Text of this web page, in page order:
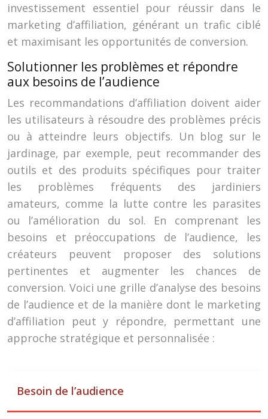
investissement essentiel pour réussir dans le
marketing d’affiliation, générant un trafic ciblé
et maximisant les opportunités de conversion.
Solutionner les problèmes et répondre
aux besoins de l’audience
Les recommandations d’affiliation doivent aider
les utilisateurs à résoudre des problèmes précis
ou à atteindre leurs objectifs. Un blog sur le
jardinage, par exemple, peut recommander des
outils et des produits spécifiques pour traiter
les problèmes fréquents des jardiniers
amateurs, comme la lutte contre les parasites
ou l’amélioration du sol. En comprenant les
besoins et préoccupations de l’audience, les
créateurs peuvent proposer des solutions
pertinentes et augmenter les chances de
conversion. Voici une grille d’analyse des besoins
de l’audience et de la manière dont le marketing
d’affiliation peut y répondre, permettant une
approche stratégique et personnalisée :
Besoin de l’audience